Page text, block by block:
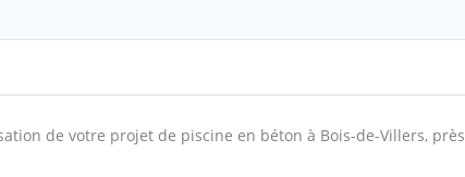
de votre projet de piscine en béton à Bois-de-Villers, près